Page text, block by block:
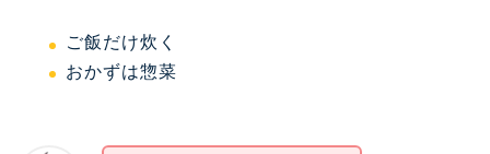
ご飯だけ炊く
おかずは惣菜